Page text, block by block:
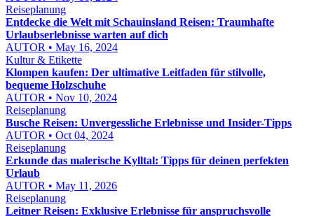
Reiseplanung
Entdecke die Welt mit Schauinsland Reisen: Traumhafte
Urlaubserlebnisse warten auf dich
AUTOR • May 16, 2024
Kultur & Etikette
Klompen kaufen: Der ultimative Leitfaden für stilvolle,
bequeme Holzschuhe
AUTOR • Nov 10, 2024
Reiseplanung
Busche Reisen: Unvergessliche Erlebnisse und Insider-Tipps
AUTOR • Oct 04, 2024
Reiseplanung
Erkunde das malerische Kylltal: Tipps für deinen perfekten
Urlaub
AUTOR • May 11, 2026
Reiseplanung
Leitner Reisen: Exklusive Erlebnisse für anspruchsvolle